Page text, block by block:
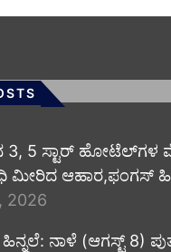
3, 5 ಸ್ಟಾರ್ ಹೋಟೆಲ್‌ಗಳ
ಮೀರಿದ ಆಹಾರ,ಫಂಗಸ್
2026
ನಾಳೆ (ಆಗಸ್ಟ್ 8)